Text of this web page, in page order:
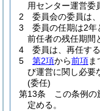
用センター運営委
2
委員会の委員は
3
委員の任期は2年
前任者の残任期間
4
委員は、再任す
5
第2項から前項
び運営に関し必要
(委任)
第13条
この条例
定める。